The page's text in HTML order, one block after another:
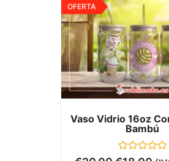
Vaso Vidrio 16oz
Bambú
Valorado
OFERTA